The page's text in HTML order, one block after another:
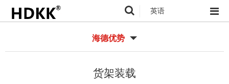
英语
海德优势
货架装载